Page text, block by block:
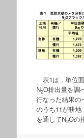
表1は，単位
N2O排出量を調
行なった結果の
のうち11が耕
を通してN2Oの